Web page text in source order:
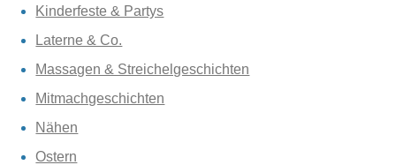
Kinderfeste & Partys
Laterne & Co.
Massagen & Streichelgeschichten
Mitmachgeschichten
Nähen
Ostern